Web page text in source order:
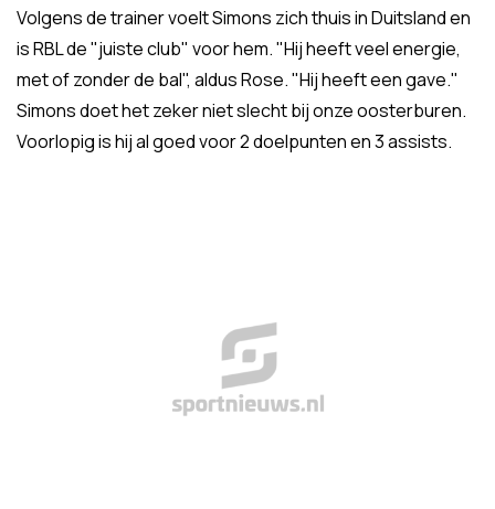
Volgens de trainer voelt Simons zich thuis in Duitsland en
is RBL de "juiste club" voor hem. "Hij heeft veel energie,
met of zonder de bal", aldus Rose. "Hij heeft een gave."
Simons doet het zeker niet slecht bij onze oosterburen.
Voorlopig is hij al goed voor 2 doelpunten en 3 assists.